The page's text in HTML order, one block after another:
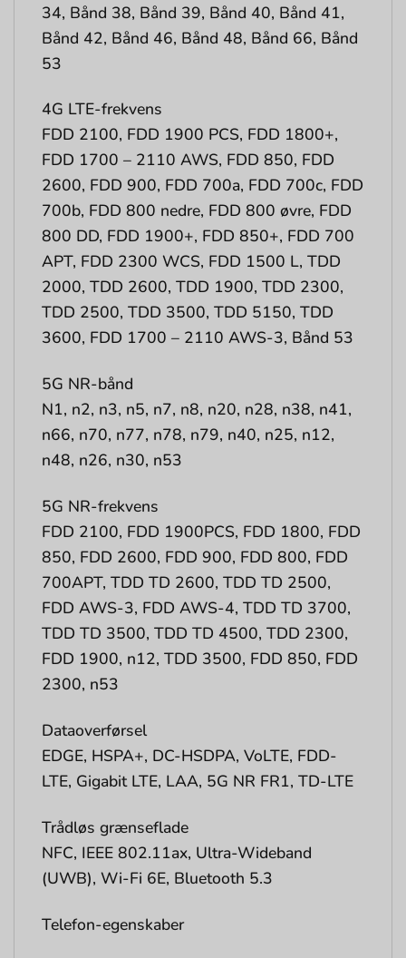
34, Bånd 38, Bånd 39, Bånd 40, Bånd 41,
Bånd 42, Bånd 46, Bånd 48, Bånd 66, Bånd
53
4G LTE-frekvens
FDD 2100, FDD 1900 PCS, FDD 1800+,
FDD 1700 – 2110 AWS, FDD 850, FDD
2600, FDD 900, FDD 700a, FDD 700c, FDD
700b, FDD 800 nedre, FDD 800 øvre, FDD
800 DD, FDD 1900+, FDD 850+, FDD 700
APT, FDD 2300 WCS, FDD 1500 L, TDD
2000, TDD 2600, TDD 1900, TDD 2300,
TDD 2500, TDD 3500, TDD 5150, TDD
3600, FDD 1700 – 2110 AWS-3, Bånd 53
5G NR-bånd
N1, n2, n3, n5, n7, n8, n20, n28, n38, n41,
n66, n70, n77, n78, n79, n40, n25, n12,
n48, n26, n30, n53
5G NR-frekvens
FDD 2100, FDD 1900PCS, FDD 1800, FDD
850, FDD 2600, FDD 900, FDD 800, FDD
700APT, TDD TD 2600, TDD TD 2500,
FDD AWS-3, FDD AWS-4, TDD TD 3700,
TDD TD 3500, TDD TD 4500, TDD 2300,
FDD 1900, n12, TDD 3500, FDD 850, FDD
2300, n53
Dataoverførsel
EDGE, HSPA+, DC-HSDPA, VoLTE, FDD-
LTE, Gigabit LTE, LAA, 5G NR FR1, TD-LTE
Trådløs grænseflade
NFC, IEEE 802.11ax, Ultra-Wideband
(UWB), Wi-Fi 6E, Bluetooth 5.3
Telefon-egenskaber